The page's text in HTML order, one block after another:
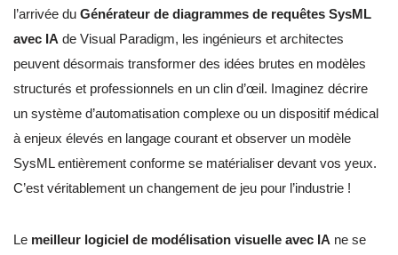
l’arrivée du Générateur de diagrammes de requêtes SysML
avec IA de Visual Paradigm, les ingénieurs et architectes
peuvent désormais transformer des idées brutes en modèles
structurés et professionnels en un clin d’œil. Imaginez décrire
un système d’automatisation complexe ou un dispositif médical
à enjeux élevés en langage courant et observer un modèle
SysML entièrement conforme se matérialiser devant vos yeux.
C’est véritablement un changement de jeu pour l’industrie !
Le meilleur logiciel de modélisation visuelle avec IA ne se